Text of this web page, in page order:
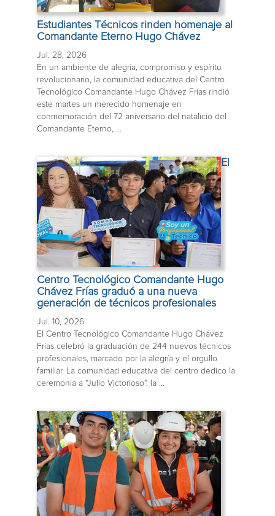
Estudiantes Técnicos rinden homenaje al
Comandante Eterno Hugo Chávez
Jul. 28, 2026
En un ambiente de alegría, compromiso y espíritu
revolucionario, la comunidad educativa del Centro
Tecnológico Comandante Hugo Chávez Frías rindió
este martes un merecido homenaje en
conmemoración del 72 aniversario del natalicio del
Comandante Eterno, ...
El
Centro Tecnológico Comandante Hugo
Chávez Frías graduó a una nueva
generación de técnicos profesionales
Jul. 10, 2026
El Centro Tecnológico Comandante Hugo Chávez
Frías celebró la graduación de 244 nuevos técnicos
profesionales, marcado por la alegría y el orgullo
familiar. La comunidad educativa del centro dedico la
ceremonia a "Julio Victorioso", la ...